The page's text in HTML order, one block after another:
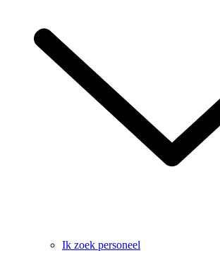
Ik zoek personeel